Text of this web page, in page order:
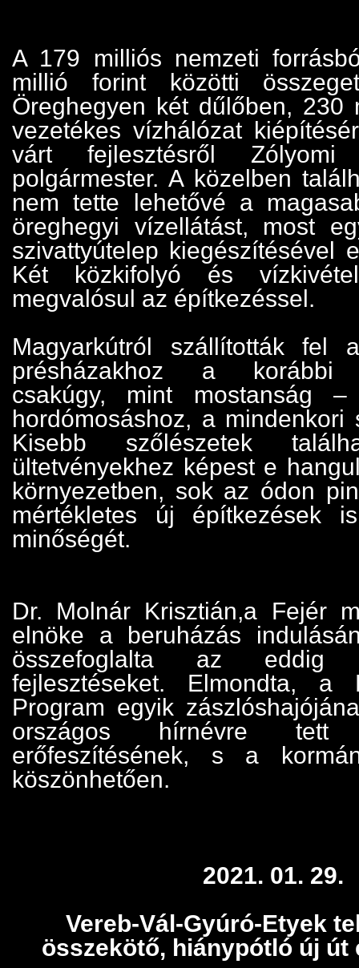
A 179 milliós nemzeti
millió forint közötti
Öreghegyen két dűlőben, 230
vezetékes vízhálózat
várt fejlesztésről
polgármester. A közelben
nem tette lehetővé a
öreghegyi vízellátást, most
szivattyútelep kiegészítésével
Két közkifolyó és
megvalósul az építkezéssel.
Magyarkútról szállították fel
présházakhoz a korábbi
csakúgy, mint mostanság –
hordómosáshoz, a mindenkori
Kisebb szőlészetek
ültetvényekhez képest e
környezetben, sok az ódon
mértékletes új építkezések
minőségét.
Dr. Molnár Krisztián,a Fejér
elnöke a beruházás
összefoglalta az eddig
fejlesztéseket. Elmondta, a
Program egyik
országos hírnévre
erőfeszítésének, s a
köszönhetően.
2021. 01. 29.
Vereb-Vál-Gyúró-Etyek
összekötő, hiánypótló új út